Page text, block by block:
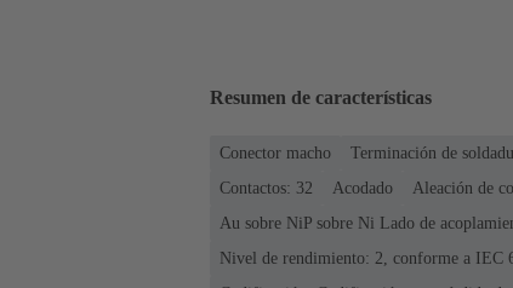
Resumen de características
Conector macho Terminación de
Contactos: 32
Acodado
Aleación de
Au sobre NiP sobre Ni Lado de
Nivel de rendimiento: 2, conforme a IEC